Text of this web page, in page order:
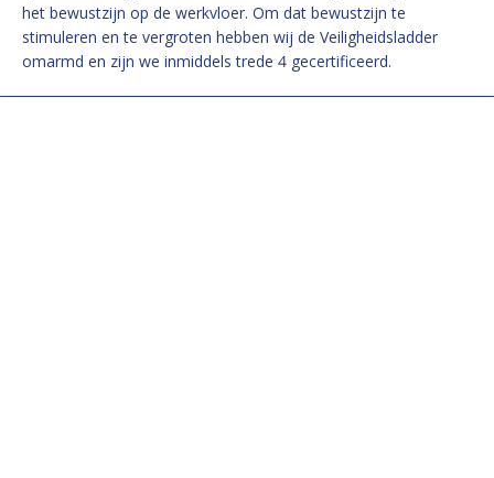
het bewustzijn op de werkvloer. Om dat bewustzijn te
stimuleren en te vergroten hebben wij de Veiligheidsladder
omarmd en zijn we inmiddels trede 4 gecertificeerd.